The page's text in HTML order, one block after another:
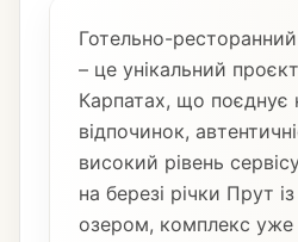
Готельно-
– це унікальний
Карпатах, що поєднує
відпочинок,
високий рівень
на березі річки Прут
озером, комплекс уже